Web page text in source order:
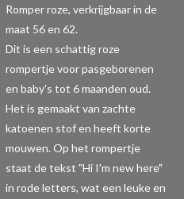
Romper roze, verkrijgbaar in de
maat 56 en 62.
Dit is een schattig roze
rompertje voor pasgeborenen
en baby's tot 6 maanden oud.
Het is gemaakt van zachte
katoenen stof en heeft korte
mouwen. Op het rompertje
staat de tekst "Hi I'm new here"
in rode letters, wat een leuke en